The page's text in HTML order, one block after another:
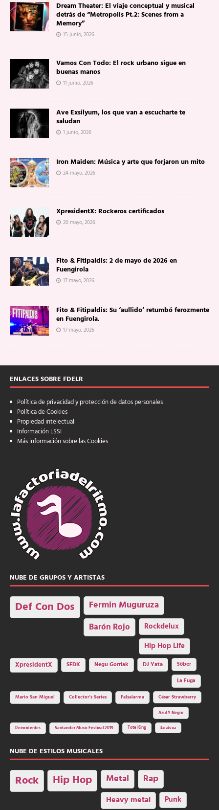
Dream Theater: El viaje conceptual y musical
detrás de “Metropolis Pt.2: Scenes from a
Memory”
15 junio, 2026
Vamos Con Todo: El rock urbano sigue en
buenas manos
11 junio, 2026
Ave Exsilyum, los que van a escucharte te
saludan
1 junio, 2026
Iron Maiden: Música y arte que forjaron un mito
24 mayo, 2026
XpresidentX: Rockeros certificados
20 mayo, 2026
Fito & Fitipaldis: 2 de mayo de 2026 en
Fuengirola
17 mayo, 2026
Fito & Fitipaldis: Su ‘aullido’ retumbó ferozmente
en Fuengirola.
17 mayo, 2026
ENLACES SOBRE FDELR
Política de privacidad y protección de datos personales
Política de Cookies
Propiedad intelectual
Información LSSI
Más información sobre las Cookies
NUBE DE GRUPOS Y ARTISTAS
Def Con Dos Fermin Muguruza
Barón Rojo Rockdelux
Hip Hop Life
XpresidentX SFDK Negu Gorriak DJ Yata
Sôber
La Fuga
Mario San Miguel
Collector's Series Falsalarma César Strawberry
Azul Y Negro
Reincidentes Santander Music Festival 2019 Tote King Saratoga
NUBE DE ESTILOS MUSICALES
Rock Hip Hop Metal Rap
Heavy metal Punk